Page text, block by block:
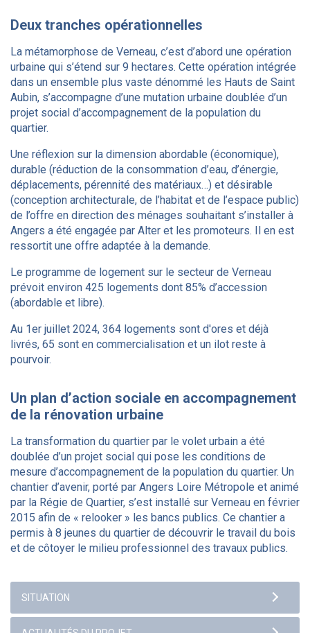
Deux tranches opérationnelles
La métamorphose de Verneau, c’est d’abord une opération
urbaine qui s’étend sur 9 hectares. Cette opération intégrée
dans un ensemble plus vaste dénommé les Hauts de Saint
Aubin, s’accompagne d’une mutation urbaine doublée d’un
projet social d’accompagnement de la population du
quartier.
Une réflexion sur la dimension abordable (économique),
durable (réduction de la consommation d’eau, d’énergie,
déplacements, pérennité des matériaux…) et désirable
(conception architecturale, de l’habitat et de l’espace public)
de l’offre en direction des ménages souhaitant s’installer à
Angers a été engagée par Alter et les promoteurs. Il en est
ressortit une offre adaptée à la demande.
Le programme de logement sur le secteur de Verneau
prévoit environ 425 logements dont 85% d’accession
(abordable et libre).
Au 1er juillet 2024, 364 logements sont d'ores et déjà
livrés, 65 sont en commercialisation et un ilot reste à
pourvoir.
Un plan d’action sociale en accompagnement
de la rénovation urbaine
La transformation du quartier par le volet urbain a été
doublée d’un projet social qui pose les conditions de
mesure d’accompagnement de la population du quartier. Un
chantier d’avenir, porté par Angers Loire Métropole et animé
par la Régie de Quartier, s’est installé sur Verneau en février
2015 afin de « relooker » les bancs publics. Ce chantier a
permis à 8 jeunes du quartier de découvrir le travail du bois
et de côtoyer le milieu professionnel des travaux publics.